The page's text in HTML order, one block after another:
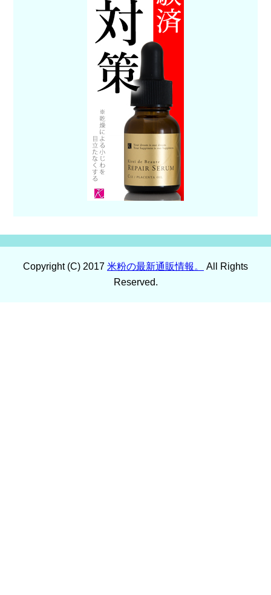
Copyright (C) 2017 米粉の最新通販情報。
All Rights
Reserved.